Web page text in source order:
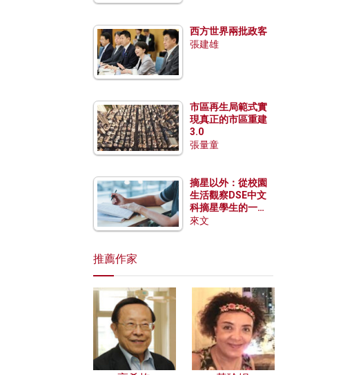
西方世界兩批政客
張建雄
市區再生局範式實
現真正的市區重建
3.0
張量童
摘星以外：從校園
生活觀察DSE中文
科摘星學生的一點
特質
來文
推薦作家